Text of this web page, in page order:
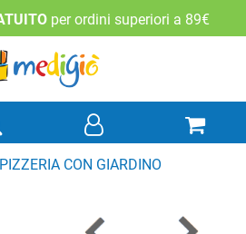
per ordini superiori a 89€
CON GIARDINO